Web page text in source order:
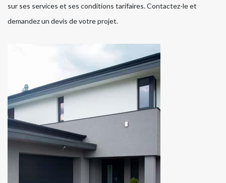
sur ses services et ses conditions tarifaires. Contactez-le et
demandez un devis de votre projet.